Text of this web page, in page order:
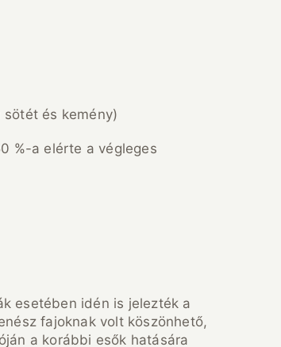
és kemény)
%-a elérte a végleges
esetében idén is jelezték a
fajoknak volt köszönhető,
a korábbi esők hatására